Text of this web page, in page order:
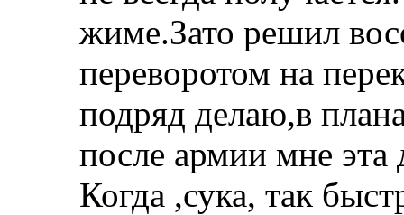
жиме.Зато решил
переворотом на
подряд делаю,в
после армии мне эта
Когда ,сука, так